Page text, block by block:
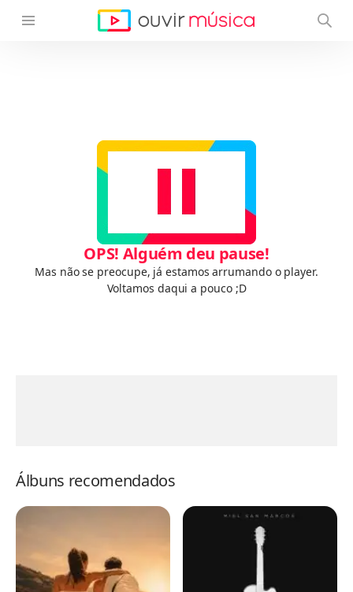
OPS! Alguém deu pause!
Mas não se preocupe, já estamos arrumando o player.
Voltamos daqui a pouco ;D
Álbuns recomendados